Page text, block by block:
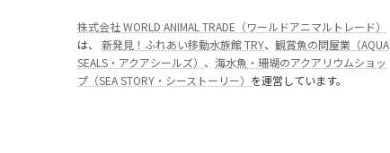
株式会社 WORLD ANIMAL TRADE（ワールドアニマルトレード）
は、 新発見！ふれあい移動水族館 TRY、 観賞魚の問屋業（AQUA
SEALS・アクアシールズ） 、 海水魚・珊瑚のアクアリウムショッ
プ（SEA STORY・シーストーリー） を運営しています。